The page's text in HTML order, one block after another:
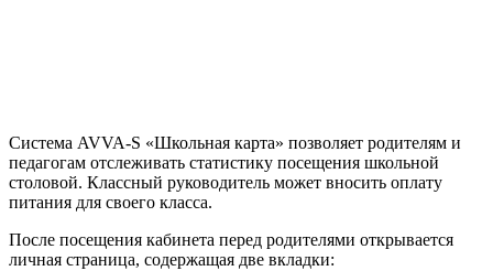
Система AVVA-S «Школьная карта» позволяет родителям и
педагогам отслеживать статистику посещения школьной
столовой. Классный руководитель может вносить оплату
питания для своего класса.
После посещения кабинета перед родителями открывается
личная страница, содержащая две вкладки: